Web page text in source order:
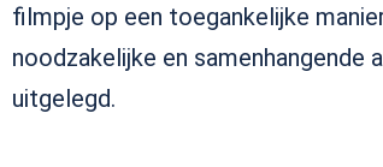
filmpje op een toegankelijke
noodzakelijke en samenhangende
uitgelegd.